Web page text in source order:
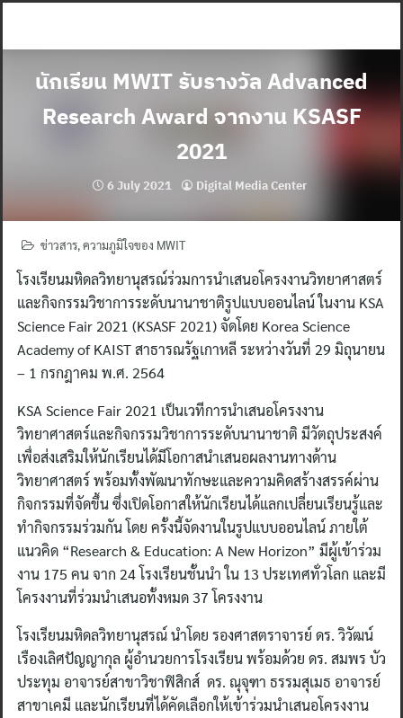
นักเรียน MWIT รับรางวัล Advanced
Research Award จากงาน KSASF
2021
6 July 2021 Digital Media Center
ข่าวสาร,ความภูมิใจของ MWIT
โรงเรียนมหิดลวิทยานุสรณ์ร่วมการนำเสนอโครงงานวิทยาศาสตร์
และกิจกรรมวิชาการระดับนานาชาติรูปแบบออนไลน์ ในงาน KSA
Science Fair 2021 (KSASF 2021) จัดโดย Korea Science
Academy of KAIST สาธารณรัฐเกาหลี ระหว่างวันที่ 29 มิถุนายน
– 1 กรกฎาคม พ.ศ. 2564
KSA Science Fair 2021 เป็นเวทีการนำเสนอโครงงาน
วิทยาศาสตร์และกิจกรรมวิชาการระดับนานาชาติ มีวัตถุประสงค์
เพื่อส่งเสริมให้นักเรียนได้มีโอกาสนำเสนอผลงานทางด้าน
วิทยาศาสตร์ พร้อมทั้งพัฒนาทักษะและความคิดสร้างสรรค์ผ่าน
กิจกรรมที่จัดขึ้น ซึ่งเปิดโอกาสให้นักเรียนได้แลกเปลี่ยนเรียนรู้และ
ทำกิจกรรมร่วมกัน โดย ครั้งนี้จัดงานในรูปแบบออนไลน์ ภายใต้
แนวคิด “Research & Education: A New Horizon” มีผู้เข้าร่วม
งาน 175 คน จาก 24 โรงเรียนชั้นนำ ใน 13 ประเทศทั่วโลก และมี
โครงงานที่ร่วมนำเสนอทั้งหมด 37 โครงงาน
โรงเรียนมหิดลวิทยานุสรณ์ นำโดย รองศาสตราจารย์ ดร. วิวัฒน์
เรืองเลิศปัญญากุล ผู้อำนวยการโรงเรียน พร้อมด้วย ดร. สมพร บัว
ประทุม อาจารย์สาขาวิชาฟิสิกส์ ดร. ณุจุฑา ธรรมสุเมธ อาจารย์
สาขาเคมี และนักเรียนที่ได้คัดเลือกให้เข้าร่วมนำเสนอโครงงาน